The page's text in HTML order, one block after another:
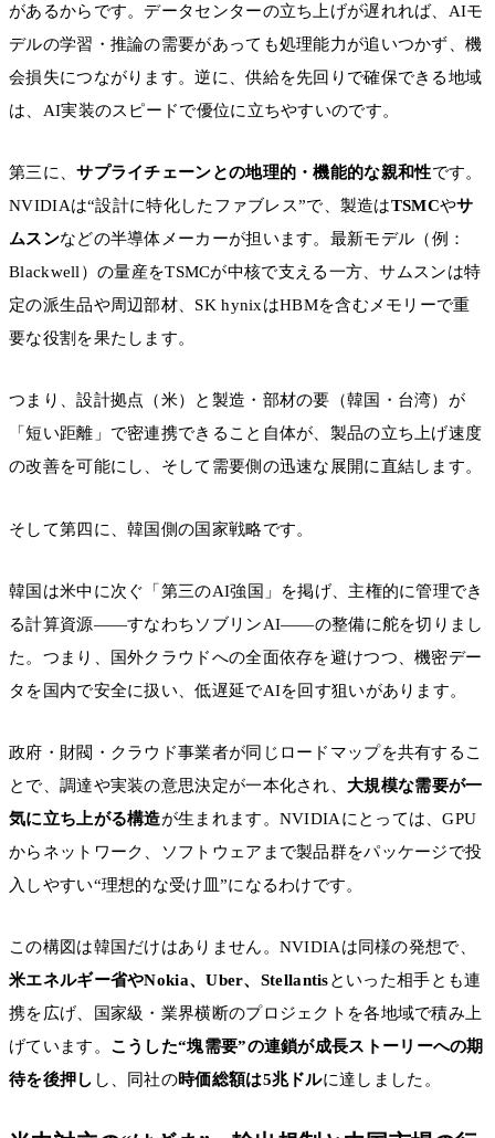
があるからです。データセンターの立ち上げが遅れれば、AIモ
デルの学習・推論の需要があっても処理能力が追いつかず、機
会損失につながります。逆に、供給を先回りで確保できる地域
は、AI実装のスピードで優位に立ちやすいのです。
第三に、サプライチェーンとの地理的・機能的な親和性です。
NVIDIAは“設計に特化したファブレス”で、製造はTSMCやサ
ムスンなどの半導体メーカーが担います。最新モデル（例：
Blackwell）の量産をTSMCが中核で支える一方、サムスンは特
定の派生品や周辺部材、SK hynixはHBMを含むメモリーで重
要な役割を果たします。
つまり、設計拠点（米）と製造・部材の要（韓国・台湾）が
「短い距離」で密連携できること自体が、製品の立ち上げ速度
の改善を可能にし、そして需要側の迅速な展開に直結します。
そして第四に、韓国側の国家戦略です。
韓国は米中に次ぐ「第三のAI強国」を掲げ、主権的に管理でき
る計算資源――すなわちソブリンAI――の整備に舵を切りまし
た。つまり、国外クラウドへの全面依存を避けつつ、機密デー
タを国内で安全に扱い、低遅延でAIを回す狙いがあります。
政府・財閥・クラウド事業者が同じロードマップを共有するこ
とで、調達や実装の意思決定が一本化され、 大規模な需要が一
気に立ち上がる構造が生まれます。NVIDIAにとっては、GPU
からネットワーク、ソフトウェアまで製品群をパッケージで投
入しやすい“理想的な受け皿”になるわけです。
この構図は韓国だけはありません。NVIDIAは同様の発想で、
米エネルギー省やNokia、Uber、Stellantisといった相手とも連
携を広げ、国家級・業界横断のプロジェクトを各地域で積み上
げています。 こうした“塊需要”の連鎖が成長ストーリーへの期
待を後押し し、同社の時価総額は5兆ドルに達しました。